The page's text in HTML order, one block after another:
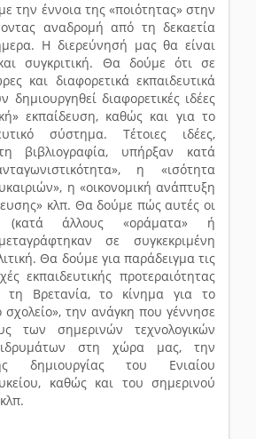
την έννοια της «ποιότητας» στην
αναδρομή από τη δεκαετία
Η διερεύνησή μας θα είναι
συγκριτική. Θα δούμε ότι σε
και διαφορετικά εκπαιδευτικά
διαφορετικές ιδέες
εκπαίδευση, καθώς και για το
σύστημα. Τέτοιες ιδέες,
βιβλιογραφία, υπήρξαν κατά
η «ισότητα
η «οικονομική ανάπτυξη
κλπ. Θα δούμε πώς αυτές οι
(κατά άλλους «οράματα» ή
σε συγκεκριμένη
Θα δούμε για παράδειγμα τις
εκπαιδευτικής προτεραιότητας
τη Βρετανία, το κίνημα για το
σχολείο», την ανάγκη που γέννησε
των σημερινών τεχνολογικών
ιδρυμάτων στη χώρα μας, την
δημιουργίας του Ενιαίου
καθώς και του σημερινού